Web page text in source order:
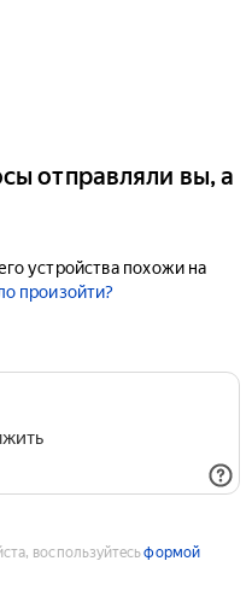
отправляли вы, а
устройства похожи на
произойти?
воспользуйтесьформой